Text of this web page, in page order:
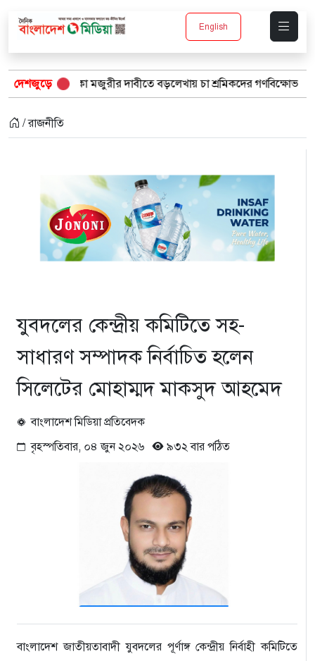
English
দেশজুড়ে
মজুরীর দাবীতে বড়লেখায় চা শ্রমিকদের গণবিক্ষোভ “১/১১-তে
/ রাজনীতি
যুবদলের কেন্দ্রীয় কমিটিতে সহ-
সাধারণ সম্পাদক নির্বাচিত হলেন
সিলেটের মোহাম্মদ মাকসুদ আহমেদ
বাংলাদেশ মিডিয়া প্রতিবেদক
বৃহস্পতিবার, ০৪ জুন ২০২৬
৯৩২ বার পঠিত
বাংলাদেশ জাতীয়তাবাদী যুবদলের পূর্ণাঙ্গ কেন্দ্রীয় নির্বাহী কমিটিতে